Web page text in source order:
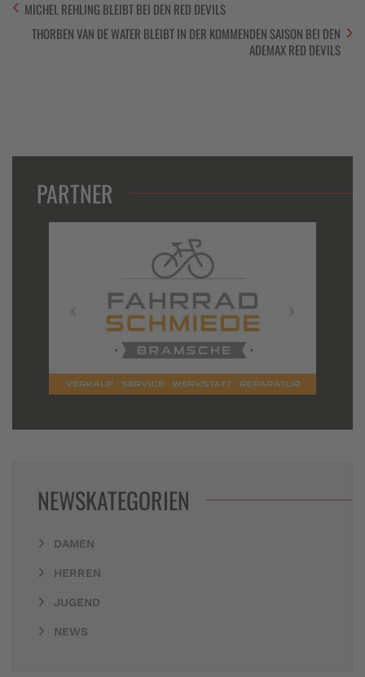
MICHEL REHLING BLEIBT BEI DEN RED DEVILS
THORBEN VAN DE WATER BLEIBT IN DER KOMMENDEN SAISON BEI DEN
ADEMAX RED DEVILS
PARTNER
NEWSKATEGORIEN
DAMEN
HERREN
JUGEND
NEWS